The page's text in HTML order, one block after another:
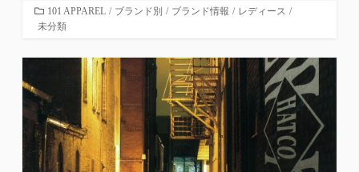
カ
テ
リ
101 APPAREL / ブランド別 / ブランド情報 / レディース /
未分類